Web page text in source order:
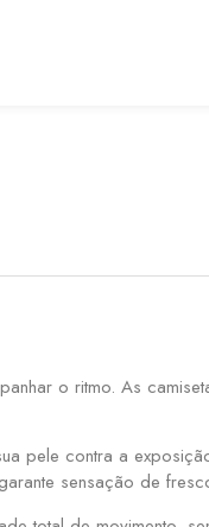
o ritmo. As
pele contra a
sensação de